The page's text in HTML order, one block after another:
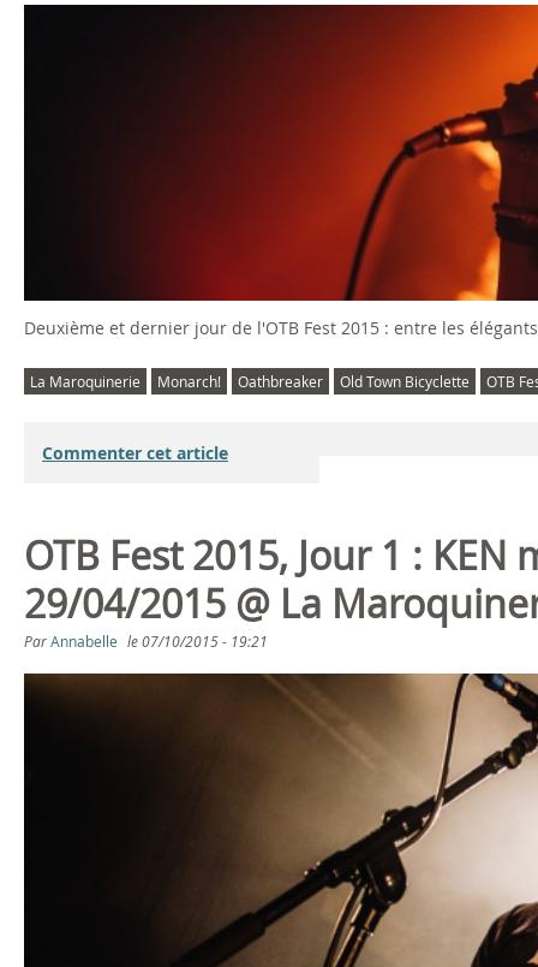
Deuxième et dernier jour de l'OTB Fest 2015 : entre les
La Maroquinerie Monarch! Oathbreaker Old Town Bicyclette OTB
Commenter cet article
OTB Fest 2015, Jour 1 :
29/04/2015 @ La
ParAnnabelle le07/10/2015 - 19:21